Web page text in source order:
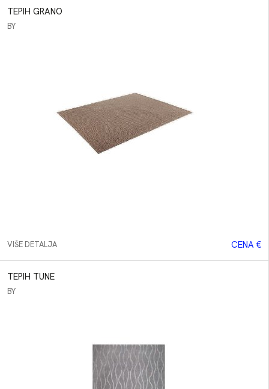
TEPIH GRANO
BY
VIŠE DETALJA CENA €
TEPIH TUNE
BY